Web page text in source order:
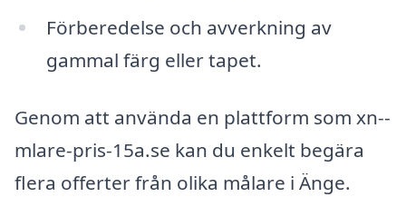
Förberedelse och avverkning av
gammal färg eller tapet.
Genom att använda en plattform som xn--
mlare-pris-15a.se kan du enkelt begära
flera offerter från olika målare i Änge.